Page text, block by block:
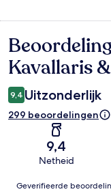
Kavallaris
9,4 Uitzonderlijk
299 beoordelingen
9,4
Netheid
Geverifieerde